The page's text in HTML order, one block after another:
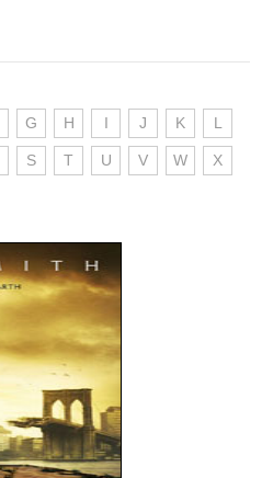
G H I J K L
S T U V W X